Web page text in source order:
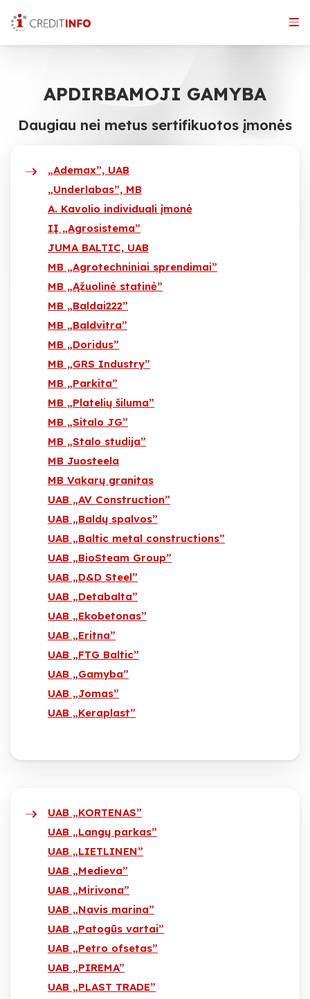
the
APDIRBAMOJI GAMYBA
Daugiau nei metus sertifikuotos įmonės
„Ademax”, UAB
„Underlabas”, MB
A. Kavolio individuali įmonė
IĮ „Agrosistema”
JUMA BALTIC, UAB
MB „Agrotechniniai sprendimai”
MB „Ąžuolinė statinė”
MB „Baldai222”
MB „Baldvitra”
MB „Doridus”
MB „GRS Industry”
MB „Parkita”
MB „Platelių šiluma”
MB „Sitalo JG”
MB „Stalo studija”
MB Juosteela
MB Vakarų granitas
UAB „AV Construction”
UAB „Baldų spalvos”
UAB „Baltic metal constructions”
UAB „BioSteam Group”
UAB „D&D Steel”
UAB „Detabalta”
UAB „Ekobetonas”
UAB „Eritna”
UAB „FTG Baltic”
UAB „Gamyba”
UAB „Jomas”
UAB „Keraplast”
UAB „KORTENAS”
UAB „Langų parkas”
UAB „LIETLINEN”
UAB „Medieva”
UAB „Mirivona”
UAB „Navis marina”
UAB „Patogūs vartai”
UAB „Petro ofsetas”
UAB „PIREMA”
UAB „PLAST TRADE”